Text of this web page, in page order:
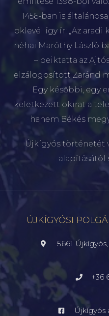
1456-ban is
oklevél így ír: „Az
néhai Maróthy László
– beiktatta az
elzálogosított Zaránd
Egy későbbi, egy
keletkezett okirat a
hanem Békés
Újkígyós történetét
alapításától
ÚJKÍGYÓSI
5661
+36
Újkígyós